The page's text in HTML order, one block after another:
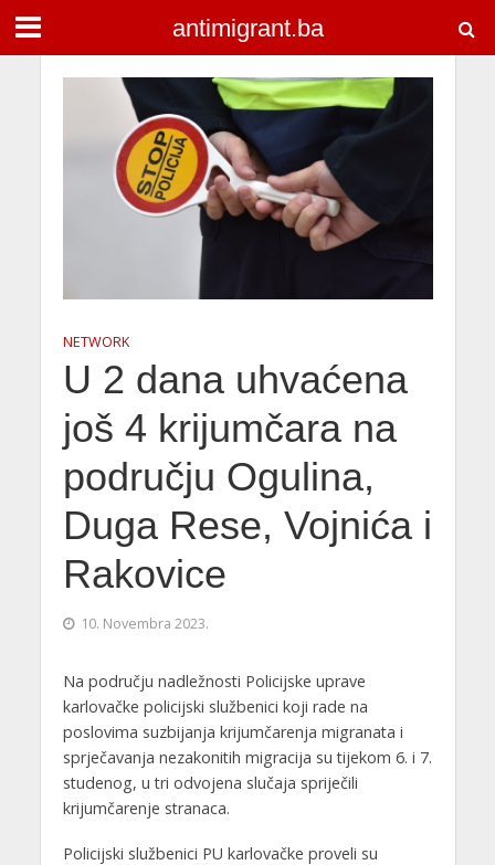
antimigrant.ba
NETWORK
U 2 dana uhvaćena
još 4 krijumčara na
području Ogulina,
Duga Rese, Vojnića i
Rakovice
10. Novembra 2023.
Na području nadležnosti Policijske uprave
karlovačke policijski službenici koji rade na
poslovima suzbijanja krijumčarenja migranata i
sprječavanja nezakonitih migracija su tijekom 6. i 7.
studenog, u tri odvojena slučaja spriječili
krijumčarenje stranaca.
Policijski službenici PU karlovačke proveli su